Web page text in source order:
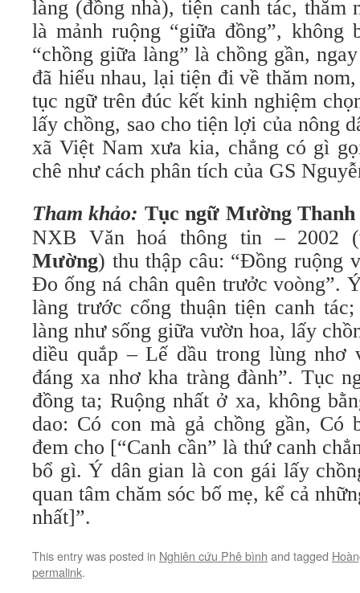
làng (đồng nhà), tiện canh tác, thăm
là mảnh ruộng “giữa đồng”, không
“chồng giữa làng” là chồng gần,
đã hiểu nhau, lại tiện đi về thăm
tục ngữ trên đúc kết kinh nghiệm
lấy chồng, sao cho tiện lợi của nông
xã Việt Nam xưa kia, chẳng có gì
chê như cách phân tích của GS
Tham khảo: Tục ngữ Mường Thanh
NXB Văn hoá thông tin –
Mường) thu thập câu: “Đồng ruộng
Đo ống ná chân quên trưởc voòng”.
làng trước cổng thuận tiện canh
làng như sống giữa vườn hoa, lấy
diều quắp – Lế dầu trong lùng nhơ
đáng xa nhơ kha tràng đành”. Tục
đồng ta; Ruộng nhất ở xa, không
dao: Có con mà gả chồng gần, Có
đem cho [“Canh cần” là thứ canh
bổ gì. Ý dân gian là con gái lấy
quan tâm chăm sóc bố mẹ, kể cả
nhất]”.
This entry was posted in Nghiên cứu Phê bình and tagged
permalink.